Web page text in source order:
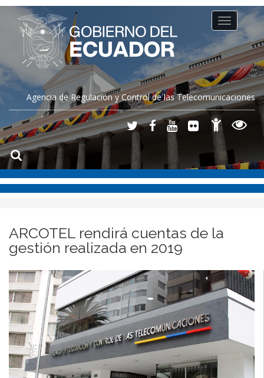
Agencia de Regulación y Control de las Telecomunicaciones
Toggle
navigation
ARCOTEL rendirá cuentas de la
gestión realizada en 2019